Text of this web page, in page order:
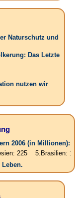
Naturschutz und
Das Letzte
nutzen wir
2006 (in Millionen):
187